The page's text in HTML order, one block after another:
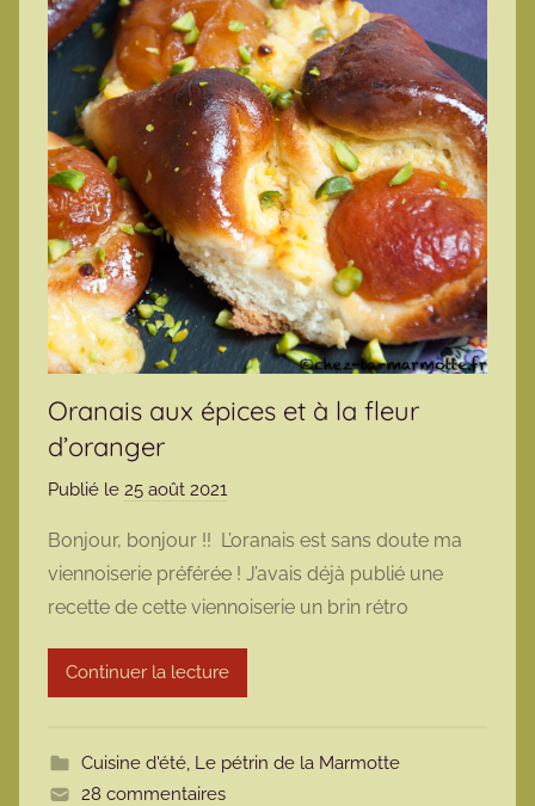
Oranais aux épices et à la fleur
d’oranger
Publié le 25 août 2021
r
m
a
r
m
t
Bonjour, bonjour !! L’oranais est sans doute ma
viennoiserie préférée ! J’avais déjà publié une
recette de cette viennoiserie un brin rétro
Continuer la lecture
Cuisine d'été, Le pétrin de la Marmotte
28 commentaires